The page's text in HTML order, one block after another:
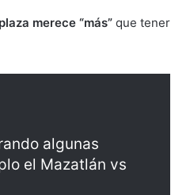
merece “más” que tener
algunas
el Mazatlán vs